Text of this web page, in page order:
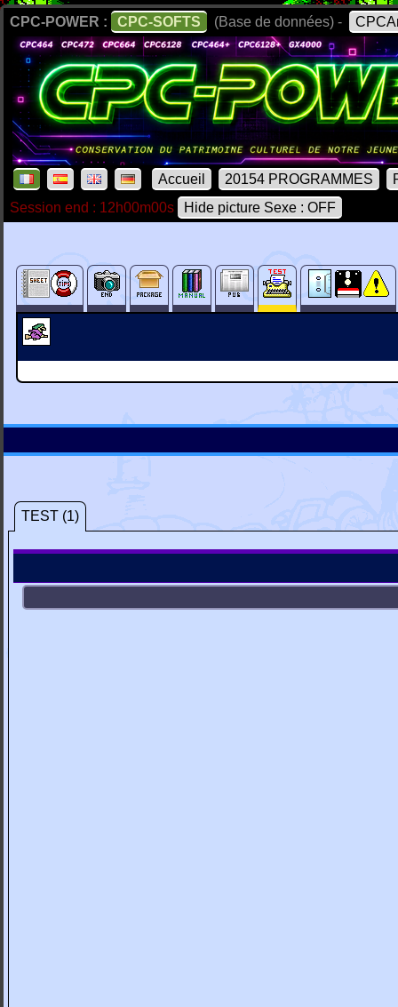
CPC-POWER : CPC-SOFTS (Base de données) -
Accueil 20154 PROGRAMMES
Session end : 12h00m00s
Hide picture Sexe : OFF
TEST (1)